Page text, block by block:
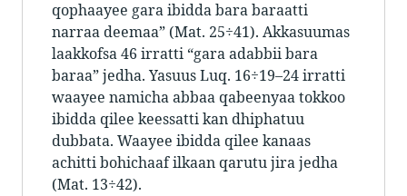
qophaayee gara ibidda bara baraatti
narraa deemaa” (Mat. 25÷41). Akkasuumas
laakkofsa 46 irratti “gara adabbii bara
baraa” jedha. Yasuus Luq. 16÷19–24 irratti
waayee namicha abbaa qabeenyaa tokkoo
ibidda qilee keessatti kan dhiphatuu
dubbata. Waayee ibidda qilee kanaas
achitti bohichaaf ilkaan qarutu jira jedha
(Mat. 13÷42).